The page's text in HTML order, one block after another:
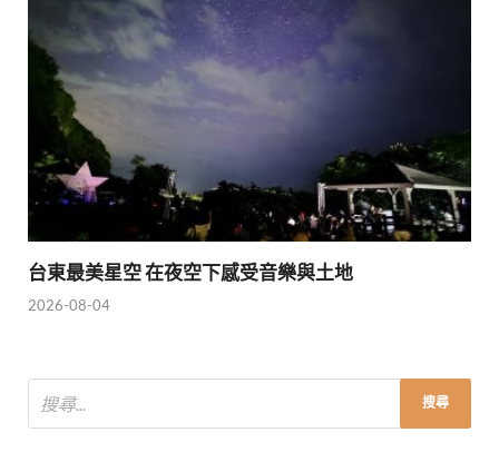
台東最美星空 在夜空下感受音樂與土地
2026-08-04